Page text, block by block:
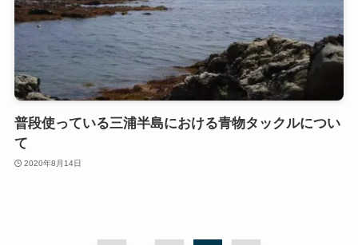
普段使っている三浦半島における青物タックルについ
て
2020年8月14日